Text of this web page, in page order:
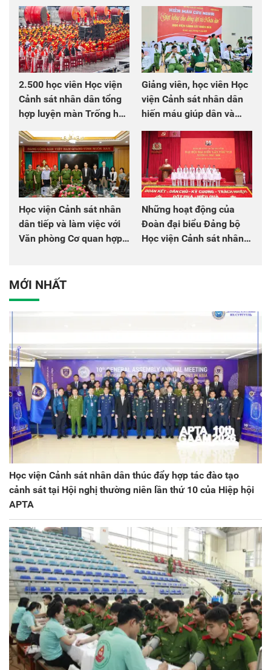
2.500 học viên Học viện
Cảnh sát nhân dân tổng
hợp luyện màn Trống hội
chào mừng Đại hội Đảng
Giảng viên, học viên Học
viện Cảnh sát nhân dân
hiến máu giúp dân và
đồng đội
Học viện Cảnh sát nhân
dân tiếp và làm việc với
Văn phòng Cơ quan hợp
Những hoạt động của
Đoàn đại biểu Đảng bộ
Học viện Cảnh sát nhân
MỚI NHẤT
Học viện Cảnh sát nhân dân thúc đẩy hợp tác đào tạo
cảnh sát tại Hội nghị thường niên lần thứ 10 của Hiệp hội
APTA